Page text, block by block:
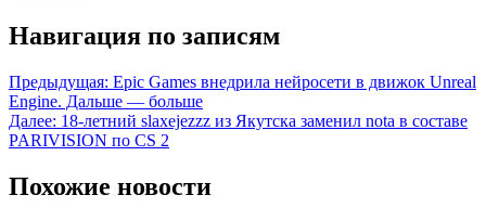
Навигация по записям
Предыдущая: Epic Games внедрила нейросети в движок Unreal
Engine. Дальше — больше
Далее: 18-летний slaxejezzz из Якутска заменил nota в составе
PARIVISION по CS 2
Похожие новости